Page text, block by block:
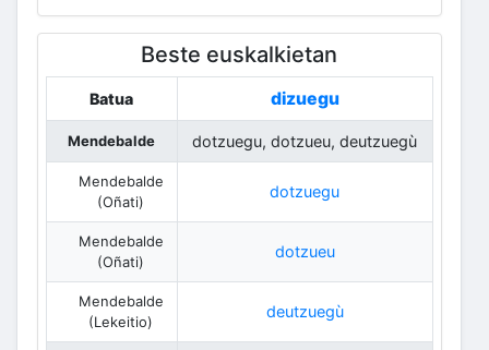
Beste euskalkietan
Batua dizuegu
Mendebalde dotzuegu, dotzueu, deutzuegù
Mendebalde
(Oñati)
dotzuegu
Mendebalde
(Oñati)
dotzueu
Mendebalde
(Lekeitio)
deutzuegù